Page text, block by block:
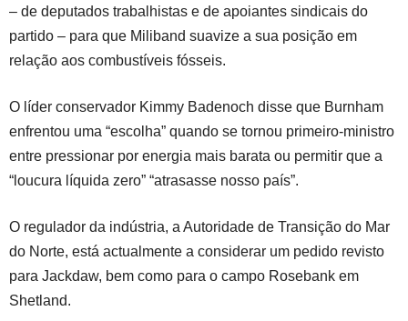
– de deputados trabalhistas e de apoiantes sindicais do
partido – para que Miliband suavize a sua posição em
relação aos combustíveis fósseis.
O líder conservador Kimmy Badenoch disse que Burnham
enfrentou uma “escolha” quando se tornou primeiro-ministro
entre pressionar por energia mais barata ou permitir que a
“loucura líquida zero” “atrasasse nosso país”.
O regulador da indústria, a Autoridade de Transição do Mar
do Norte, está actualmente a considerar um pedido revisto
para Jackdaw, bem como para o campo Rosebank em
Shetland.